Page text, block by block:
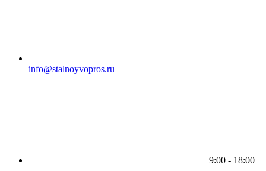
info@stalnoyvopros.ru
9:00 - 18:00